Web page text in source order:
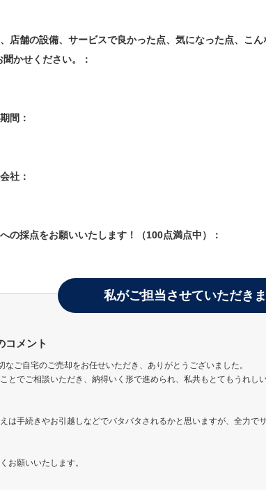
店舗の設備、サービスで良かった点、気になった点、こ
かせください。：
間：
社：
の採点をお願いいたします！（100点満点中）：
私がご担当させていただきま
コメント
なご自宅のご売却をお任せいただき、ありがとうございました。
とでご相談いただき、納得いく形で進められ、私共もとてもうれし
は手続きやお引越しなどでバタバタされるかと思いますが、全力で
お願いいたします。